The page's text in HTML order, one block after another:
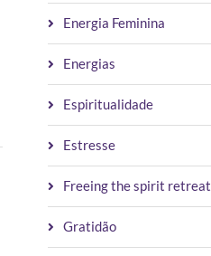
Energia Feminina
Energias
Espiritualidade
Estresse
Freeing the spirit retreat
Gratidão